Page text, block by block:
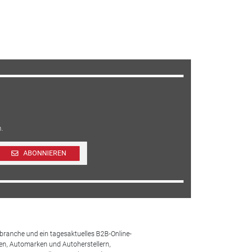
ABONNIEREN
und ein tagesaktuelles B2B-Online-
Automarken und Autoherstellern,